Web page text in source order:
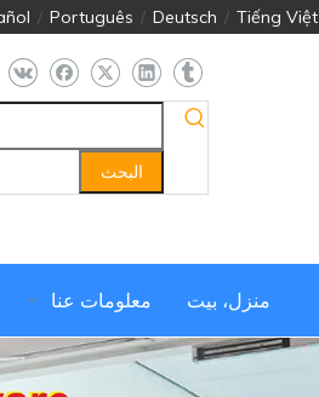
Tiếng Việt
/
Deutsch
/
Português
/
البحث
منزل، بيت معلومات عنا